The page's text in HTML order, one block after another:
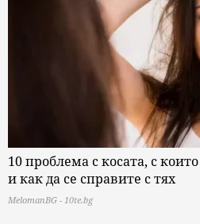
10 проблема с косата, с
и как да се справите с тях
MelomanBG - 10te.bg